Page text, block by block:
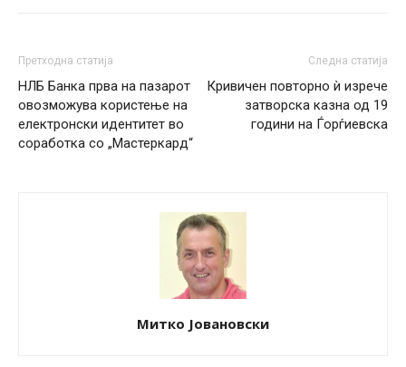
Претходна статија
НЛБ Банка прва на пазарот
овозможува користење на
електронски идентитет во
соработка со „Мастеркард“
Следна статија
Кривичен повторно ѝ изрече
затворска казна од 19
години на Ѓорѓиевска
Митко Јовановски